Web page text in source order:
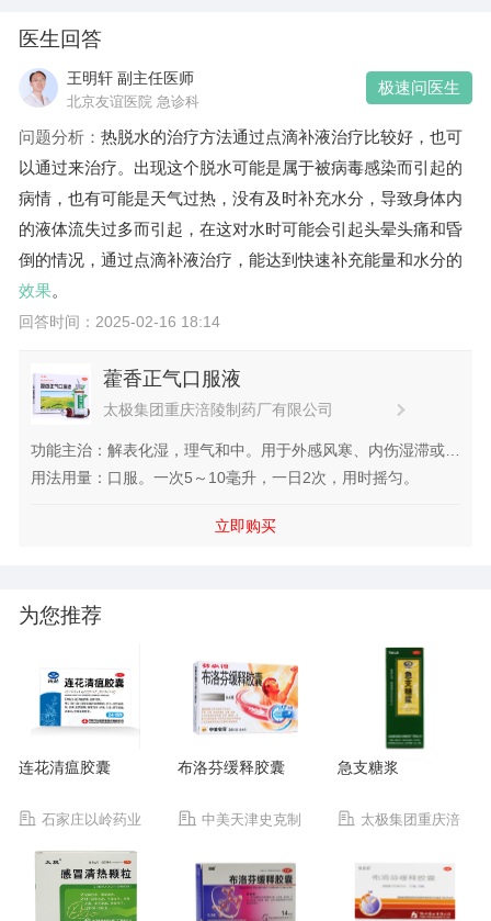
医生回答
王明轩 副主任医师
北京友谊医院 急诊科
极速问医生
问题分析： 热脱水的治疗方法通过点滴补液治疗比较好，也可
以通过来治疗。出现这个脱水可能是属于被病毒感染而引起的
病情，也有可能是天气过热，没有及时补充水分，导致身体内
的液体流失过多而引起，在这对水时可能会引起头晕头痛和昏
倒的情况，通过点滴补液治疗，能达到快速补充能量和水分的
效果。
回答时间：2025-02-16 18:14
藿香正气口服液
太极集团重庆涪陵制药厂有限公司
功能主治：解表化湿，理气和中。用于外感风寒、内伤湿滞或夏
伤暑湿所致的感冒，症见头痛昏重、胸膈痞闷、脘腹胀痛、呕吐
用法用量：口服。一次5～10毫升，一日2次，用时摇匀。
立即购买
为您推荐
连花清瘟胶囊
石家庄以岭药业
布洛芬缓释胶囊
中美天津史克制
急支糖浆
太极集团重庆涪